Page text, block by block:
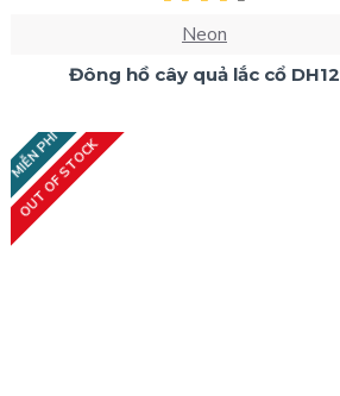
Neon
Đông hồ cây quả lắc cổ DH12
MIỄN PHÍ
OUT OF STOCK